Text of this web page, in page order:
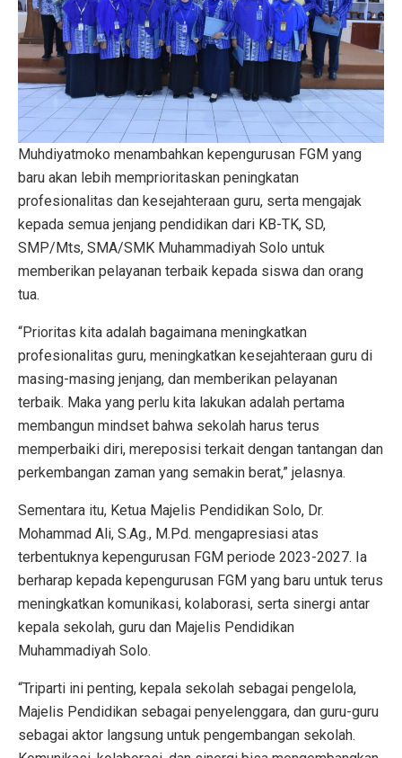
Muhdiyatmoko menambahkan kepengurusan FGM yang
baru akan lebih memprioritaskan peningkatan
profesionalitas dan kesejahteraan guru, serta mengajak
kepada semua jenjang pendidikan dari KB-TK, SD,
SMP/Mts, SMA/SMK Muhammadiyah Solo untuk
memberikan pelayanan terbaik kepada siswa dan orang
tua.
“Prioritas kita adalah bagaimana meningkatkan
profesionalitas guru, meningkatkan kesejahteraan guru di
masing-masing jenjang, dan memberikan pelayanan
terbaik. Maka yang perlu kita lakukan adalah pertama
membangun mindset bahwa sekolah harus terus
memperbaiki diri, mereposisi terkait dengan tantangan dan
perkembangan zaman yang semakin berat,” jelasnya.
Sementara itu, Ketua Majelis Pendidikan Solo, Dr.
Mohammad Ali, S.Ag., M.Pd. mengapresiasi atas
terbentuknya kepengurusan FGM periode 2023-2027. Ia
berharap kepada kepengurusan FGM yang baru untuk terus
meningkatkan komunikasi, kolaborasi, serta sinergi antar
kepala sekolah, guru dan Majelis Pendidikan
Muhammadiyah Solo.
“Triparti ini penting, kepala sekolah sebagai pengelola,
Majelis Pendidikan sebagai penyelenggara, dan guru-guru
sebagai aktor langsung untuk pengembangan sekolah.